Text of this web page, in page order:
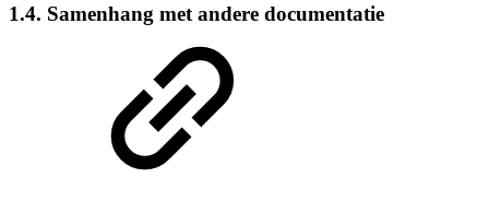
1.4. Samenhang met andere documentatie